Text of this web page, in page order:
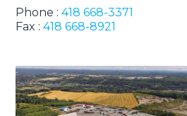
Phone :418 668-3371
Fax :418 668-8921